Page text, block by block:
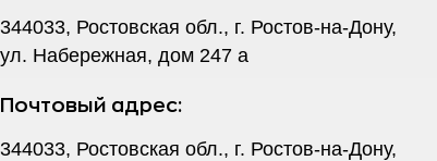
344033, Ростовская обл., г. Ростов-на-Дону,
ул. Набережная, дом 247 а
Почтовый адрес:
344033, Ростовская обл., г. Ростов-на-Дону,